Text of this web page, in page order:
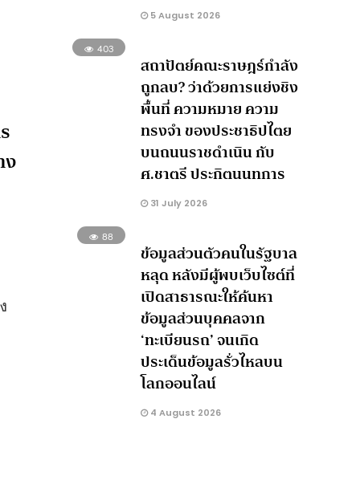
ง
5 August 2026
403
สถาปัตย์คณะราษฎร์กำลัง
ถูกลบ? ว่าด้วยการแย่งชิง
พื้นที่ ความหมาย ความ
ทรงจำ ของประชาธิปไตย
บนถนนราชดำเนิน กับ
ศ.ชาตรี ประกิตนนทการ
31 July 2026
88
ข้อมูลส่วนตัวคนในรัฐบาล
หลุด หลังมีผู้พบเว็บไซต์ที่
เปิดสาธารณะให้ค้นหา
ข้อมูลส่วนบุคคลจาก
‘ทะเบียนรถ’ จนเกิด
ประเด็นข้อมูลรั่วไหลบน
โลกออนไลน์
4 August 2026